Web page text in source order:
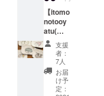
ブ、し
いた
け、シ
トラ
ス、
シャボ
ン玉、
たんぽ
ぽ、
森、
トなミ
ニ財布
なら、
そんな
ハギレ
でも有
効的に
活用す
ること
ができ
か。今
回のコ
ラボの
ために
新しい
イラス
トを描
き下ろ
してく
オー
ダー"》
１個 セ
ネガル
の仕立
て屋さ
んとオ
リジナ
ルの洋
服や雑
【itomo
notooy
atu(イ
トモノ
とおや
つ)手刺
繍のミ
ニ財
布】 ●
支援
者：
7人
お届
け予
定：